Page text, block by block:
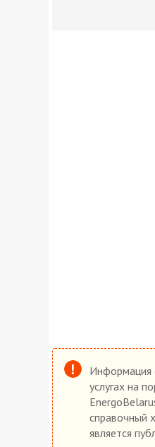
Информация
услугах на
справочный
является